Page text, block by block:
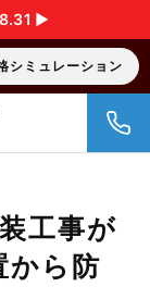
▶︎
シミュレーション
工事が
から防